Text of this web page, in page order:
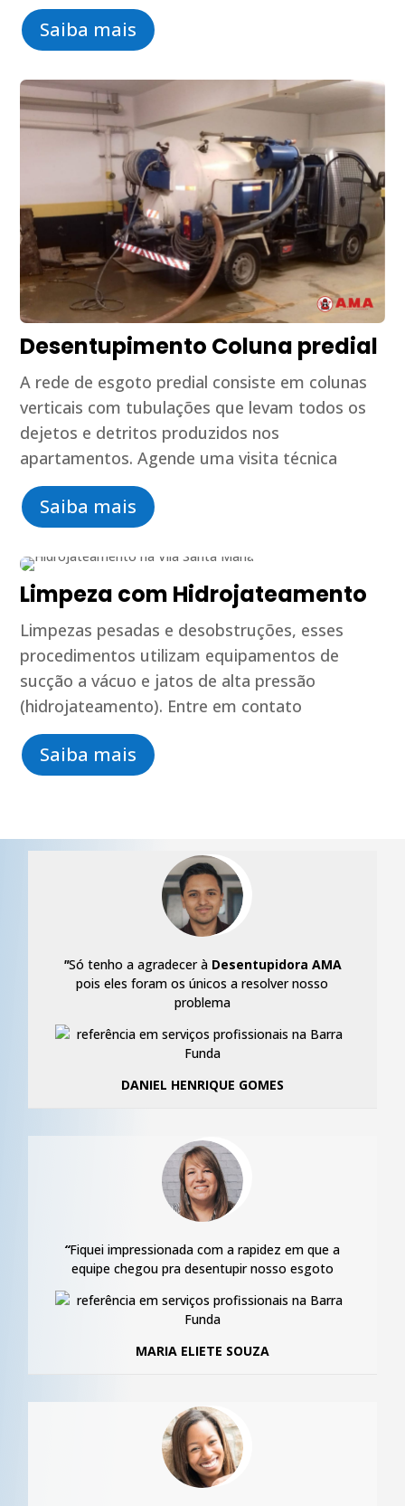
Saiba mais
Desentupimento Coluna predial
A rede de esgoto predial consiste em colunas
verticais com tubulações que levam todos os
dejetos e detritos produzidos nos
apartamentos. Agende uma visita técnica
Saiba mais
Limpeza com Hidrojateamento
Limpezas pesadas e desobstruções, esses
procedimentos utilizam equipamentos de
sucção a vácuo e jatos de alta pressão
(hidrojateamento). Entre em contato
Saiba mais
"Só tenho a agradecer à Desentupidora AMA
pois eles foram os únicos a resolver nosso
problema
DANIEL HENRIQUE GOMES
“Fiquei impressionada com a rapidez em que a
equipe chegou pra desentupir nosso esgoto
MARIA ELIETE SOUZA